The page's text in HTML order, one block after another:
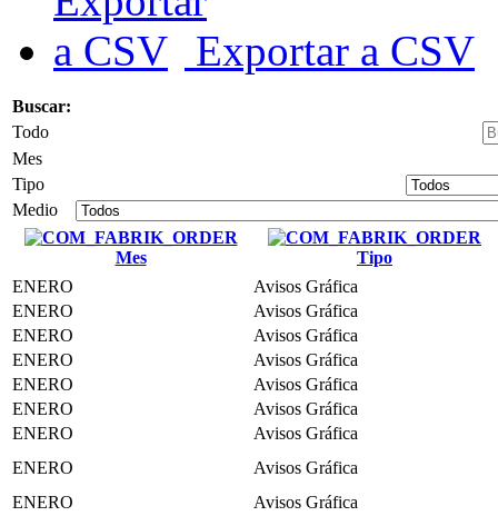
Exportar a CSV
Buscar:
Todo
Mes
Tipo
Medio
Mes
Tipo
ENERO
Avisos Gráfica
ENERO
Avisos Gráfica
ENERO
Avisos Gráfica
ENERO
Avisos Gráfica
ENERO
Avisos Gráfica
ENERO
Avisos Gráfica
ENERO
Avisos Gráfica
ENERO
Avisos Gráfica
ENERO
Avisos Gráfica